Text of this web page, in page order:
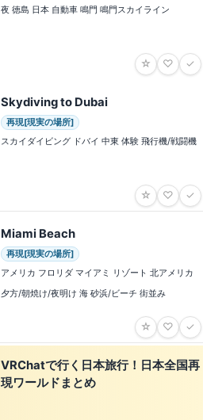
夜 徳島 日本 自動車 鳴門 鳴門スカイライン
☆ ♡ ✓
Skydiving to Dubai
再現[現実の場所]
スカイダイビング ドバイ 中東 体験 飛行機/戦闘機
☆ ♡ ✓
Miami Beach
再現[現実の場所]
アメリカ フロリダ マイアミ リゾート 北アメリカ
夕方/朝焼け/夜明け 海 砂浜/ビーチ 街並み
☆ ♡ ✓
VRChatで行く日本旅行！日本全国再
現ワールドまとめ